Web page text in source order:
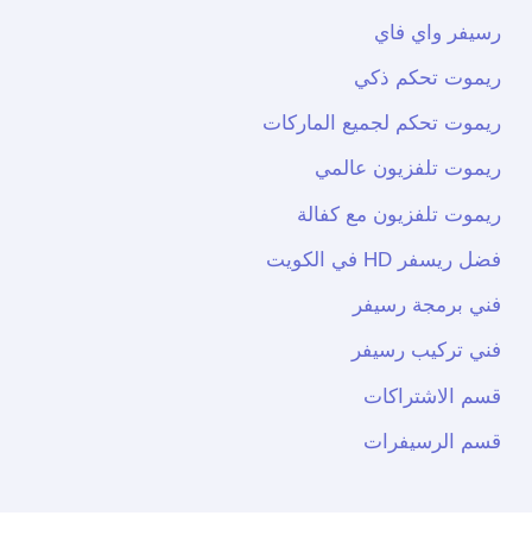
رسيفر واي فاي
ريموت تحكم ذكي
ريموت تحكم لجميع الماركات
ريموت تلفزيون عالمي
ريموت تلفزيون مع كفالة
فضل ريسفر HD في الكويت
فني برمجة رسيفر
فني تركيب رسيفر
قسم الاشتراكات
قسم الرسيفرات